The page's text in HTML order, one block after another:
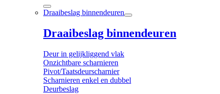
Draaibeslag binnendeuren
Draaibeslag binnendeuren
Deur in gelijkliggend vlak
Onzichtbare scharnieren
Pivot/Taatsdeurscharnier
Scharnieren enkel en dubbel
Deurbeslag